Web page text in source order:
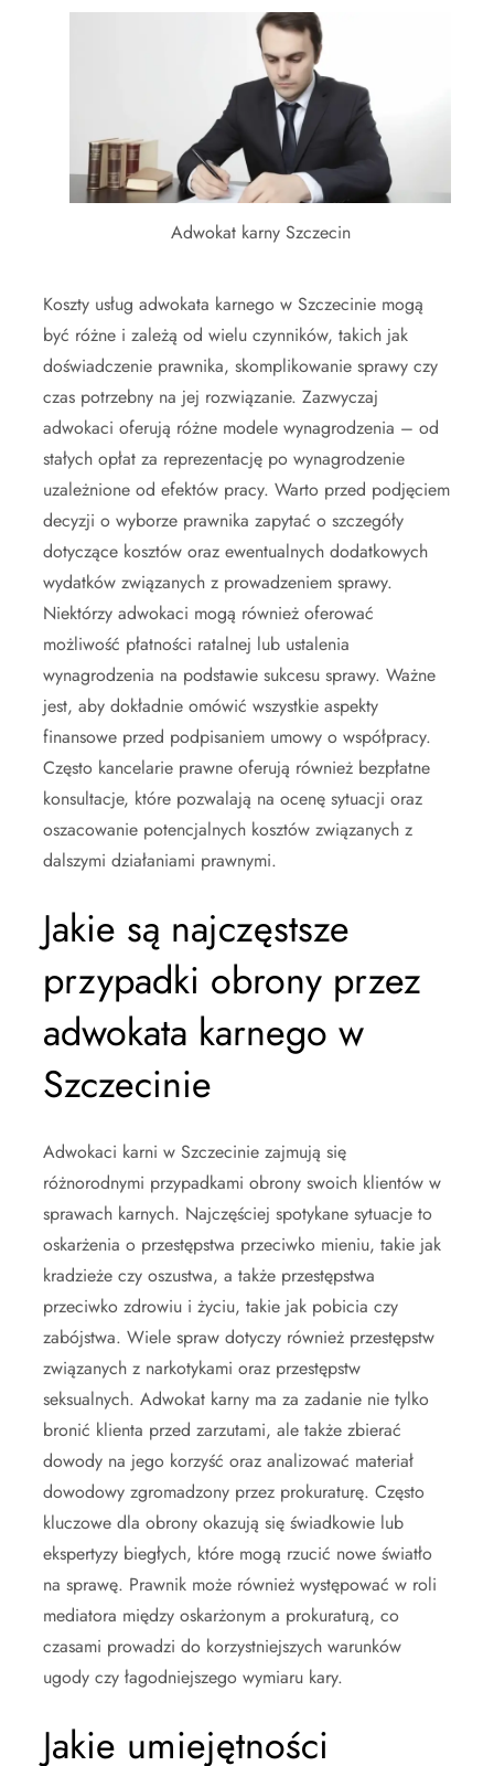
Adwokat karny Szczecin
Koszty usług adwokata karnego w Szczecinie mogą
być różne i zależą od wielu czynników, takich jak
doświadczenie prawnika, skomplikowanie sprawy czy
czas potrzebny na jej rozwiązanie. Zazwyczaj
adwokaci oferują różne modele wynagrodzenia – od
stałych opłat za reprezentację po wynagrodzenie
uzależnione od efektów pracy. Warto przed podjęciem
decyzji o wyborze prawnika zapytać o szczegóły
dotyczące kosztów oraz ewentualnych dodatkowych
wydatków związanych z prowadzeniem sprawy.
Niektórzy adwokaci mogą również oferować
możliwość płatności ratalnej lub ustalenia
wynagrodzenia na podstawie sukcesu sprawy. Ważne
jest, aby dokładnie omówić wszystkie aspekty
finansowe przed podpisaniem umowy o współpracy.
Często kancelarie prawne oferują również bezpłatne
konsultacje, które pozwalają na ocenę sytuacji oraz
oszacowanie potencjalnych kosztów związanych z
dalszymi działaniami prawnymi.
Jakie są najczęstsze
przypadki obrony przez
adwokata karnego w
Szczecinie
Adwokaci karni w Szczecinie zajmują się
różnorodnymi przypadkami obrony swoich klientów w
sprawach karnych. Najczęściej spotykane sytuacje to
oskarżenia o przestępstwa przeciwko mieniu, takie jak
kradzieże czy oszustwa, a także przestępstwa
przeciwko zdrowiu i życiu, takie jak pobicia czy
zabójstwa. Wiele spraw dotyczy również przestępstw
związanych z narkotykami oraz przestępstw
seksualnych. Adwokat karny ma za zadanie nie tylko
bronić klienta przed zarzutami, ale także zbierać
dowody na jego korzyść oraz analizować materiał
dowodowy zgromadzony przez prokuraturę. Często
kluczowe dla obrony okazują się świadkowie lub
ekspertyzy biegłych, które mogą rzucić nowe światło
na sprawę. Prawnik może również występować w roli
mediatora między oskarżonym a prokuraturą, co
czasami prowadzi do korzystniejszych warunków
ugody czy łagodniejszego wymiaru kary.
Jakie umiejętności